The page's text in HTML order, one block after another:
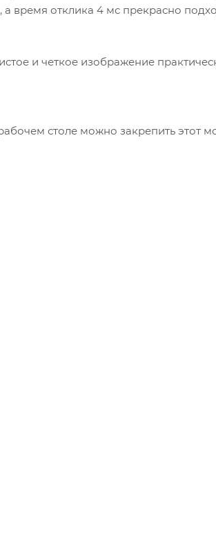
а время отклика 4 мс прекрасно
и четкое изображение
столе можно закрепить этот